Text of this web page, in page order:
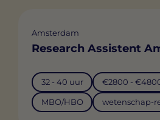
Amsterdam
Research Assistent
32 - 40 uur €2800 -
MBO/HBO wetenschap-